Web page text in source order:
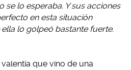
se lo esperaba. Y sus acciones
en esta situación
lo golpeó bastante fuerte.
que vino de una